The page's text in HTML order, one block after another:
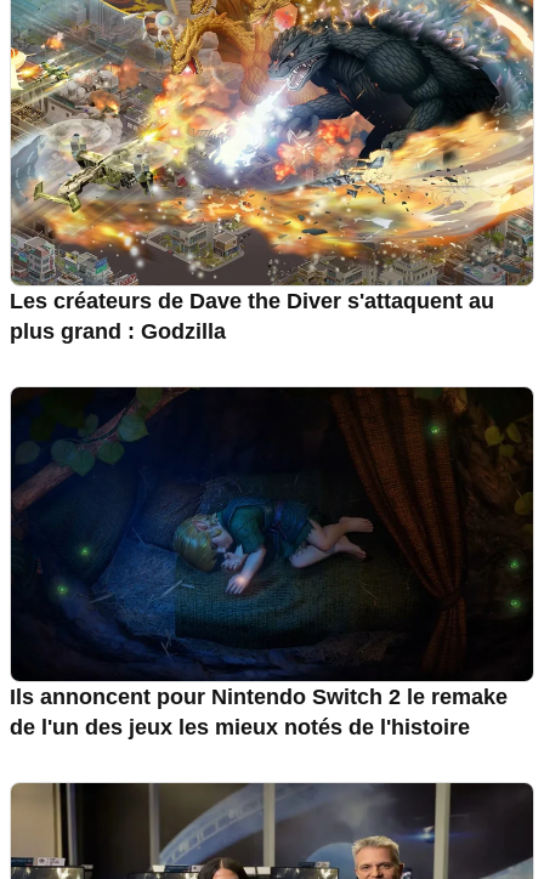
Les créateurs de Dave the Diver s'attaquent au
plus grand : Godzilla
Ils annoncent pour Nintendo Switch 2 le remake
de l'un des jeux les mieux notés de l'histoire